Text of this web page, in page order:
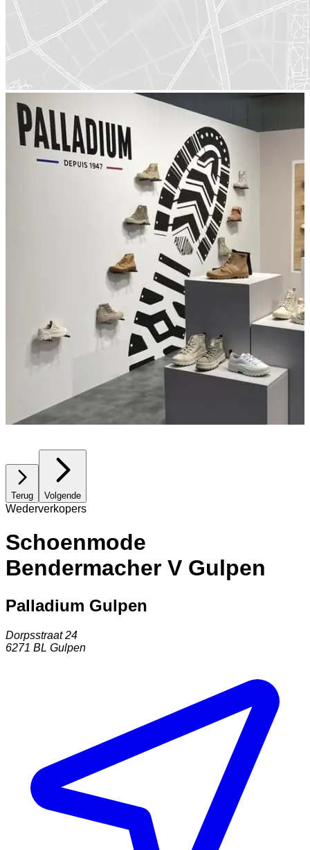
Terug Volgende
Wederverkopers
Schoenmode
Bendermacher V Gulpen
Palladium Gulpen
Dorpsstraat 24
6271 BL Gulpen